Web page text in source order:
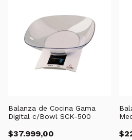
Balanza de Cocina Gama
Digital c/Bowl SCK-500
$37.999,00